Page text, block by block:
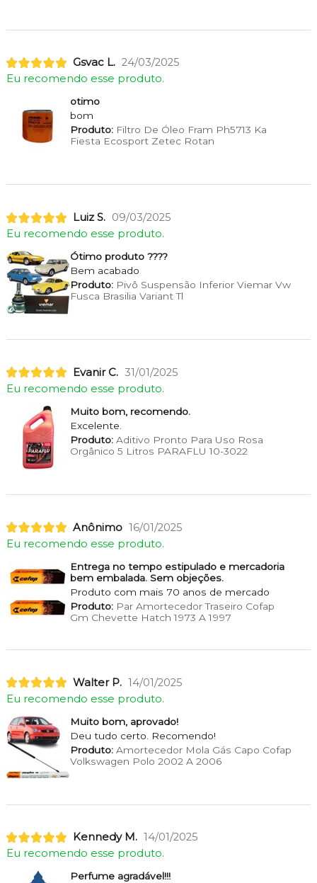
Gsvac L. 24/03/2025
Eu recomendo esse produto.
otimo
bom
Produto:Filtro De Óleo Fram Ph5713 Ka
Fiesta Ecosport Zetec Rotan
Luiz S. 09/03/2025
Eu recomendo esse produto.
Ótimo produto ????
Bem acabado
Produto:Pivô Suspensão Inferior Viemar Vw
Fusca Brasilia Variant Tl
Evanir C. 31/01/2025
Eu recomendo esse produto.
Muito bom, recomendo.
Excelente.
Produto:Aditivo Pronto Para Uso Rosa
Orgânico 5 Litros PARAFLU 10-3022
Anônimo 16/01/2025
Eu recomendo esse produto.
Entrega no tempo estipulado e mercadoria
bem embalada. Sem objeções.
Produto com mais 70 anos de mercado
Produto:Par Amortecedor Traseiro Cofap
Gm Chevette Hatch 1973 A 1997
Walter P. 14/01/2025
Eu recomendo esse produto.
Muito bom, aprovado!
Deu tudo certo. Recomendo!
Produto:Amortecedor Mola Gás Capo Cofap
Volkswagen Polo 2002 A 2006
Kennedy M. 14/01/2025
Eu recomendo esse produto.
Perfume agradável!!!